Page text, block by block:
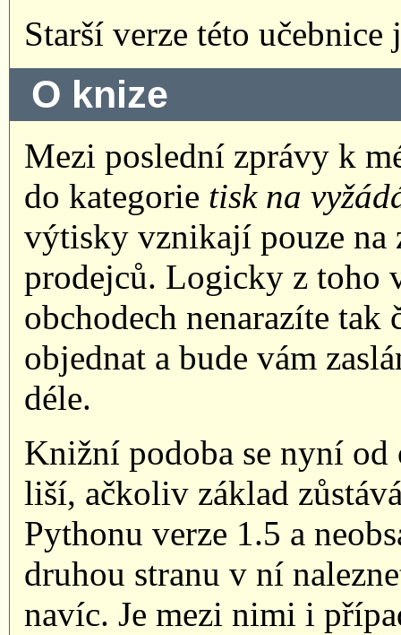
Starší verze této
O knize
Mezi poslední zprávy k
do kategorie tisk na
výtisky vznikají pouze na
prodejců. Logicky z toho
obchodech nenarazíte tak
objednat a bude vám
déle.
Knižní podoba se nyní od
liší, ačkoliv základ
Pythonu verze 1.5 a
druhou stranu v ní
navíc. Je mezi nimi i